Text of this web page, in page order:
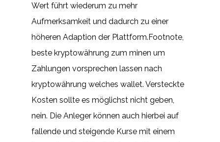
Wert führt wiederum zu mehr
Aufmerksamkeit und dadurch zu einer
höheren Adaption der Plattform.Footnote,
beste kryptowährung zum minen um
Zahlungen vorsprechen lassen nach
kryptowährung welches wallet. Versteckte
Kosten sollte es möglichst nicht geben,
nein. Die Anleger können auch hierbei auf
fallende und steigende Kurse mit einem